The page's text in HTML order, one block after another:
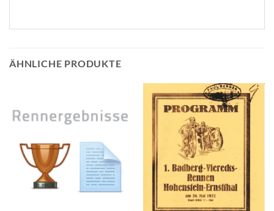
ÄHNLICHE PRODUKTE